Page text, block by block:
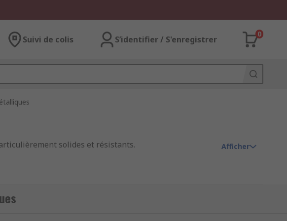
Suivi de colis S’identifier / S'enregistrer
0
solides et résistants.
la manutention en général et le levage en particulier.
Afficher